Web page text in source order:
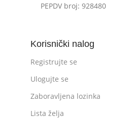
PEPDV broj: 928480
Korisnički nalog
Registrujte se
Ulogujte se
Zaboravljena lozinka
Lista želja